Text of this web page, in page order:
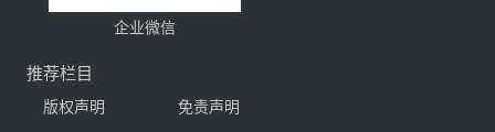
企业微信
推荐栏目
版权声明 免责声明